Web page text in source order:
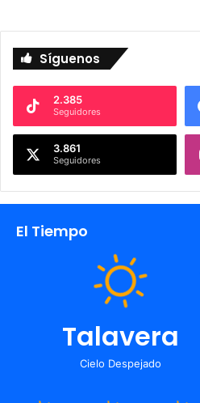
Síguenos
2.385
Seguidores
3.861
Seguidores
El Tiempo
Talavera
Cielo Despejado